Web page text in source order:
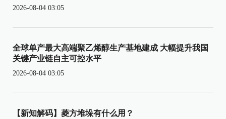
2026-08-04 03:05
全球单产最大高端聚乙烯醇生产基地建成 大幅提升我国
关键产业链自主可控水平
2026-08-04 03:05
【新知解码】菱方堆垛有什么用？